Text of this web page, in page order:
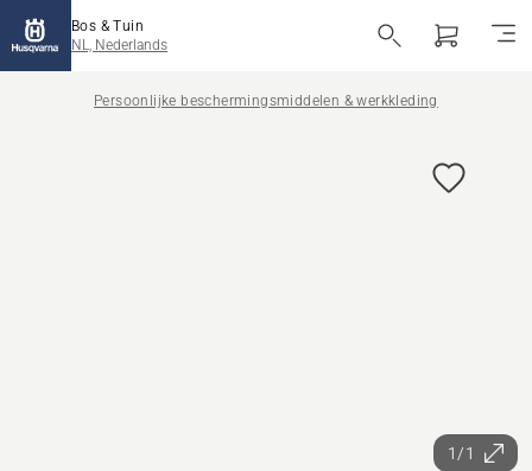
Bos & Tuin
NL, Nederlands
Persoonlijke beschermingsmiddelen & werkkleding
1/1